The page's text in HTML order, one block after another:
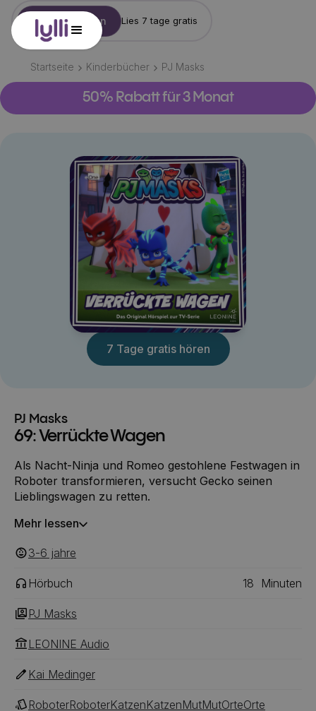
Konto erstellen Lies 7 tage gratis
Startseite Kinderbücher PJ Masks
50% Rabatt für 3 Monat
7 Tage gratis hören
PJ Masks
69: Verrückte Wagen
Als Nacht-Ninja und Romeo gestohlene Festwagen in
Roboter transformieren, versucht Gecko seinen
Lieblingswagen zu retten.
Mehr lessen
3-6 ‎‎ jahre
Hörbuch 18 Minuten
PJ Masks
LEONINE Audio
Kai Medinger
RoboterRoboterKatzenKatzenMutMutOrteOrte